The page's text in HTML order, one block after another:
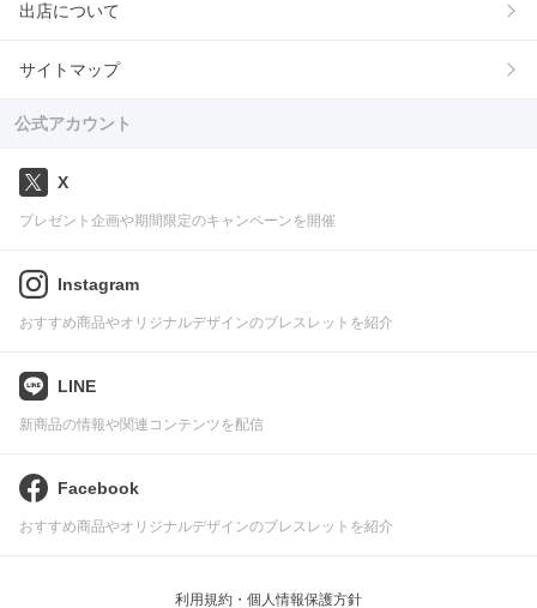
出店について
サイトマップ
公式アカウント
X
プレゼント企画や期間限定のキャンペーンを開催
Instagram
おすすめ商品やオリジナルデザインのブレスレットを紹介
LINE
新商品の情報や関連コンテンツを配信
Facebook
おすすめ商品やオリジナルデザインのブレスレットを紹介
利用規約・個人情報保護方針